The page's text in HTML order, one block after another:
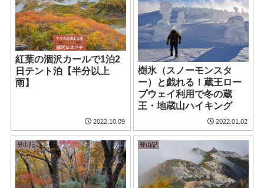
紅葉の涸沢カールで1泊2
日テント泊【半分以上
雨】
2022.10.09
樹氷（スノーモンスタ
ー）と戯れる！蔵王ロー
プウェイ利用で冬の蔵
王・地蔵山ハイキング
2022.01.02
登山記 登山記